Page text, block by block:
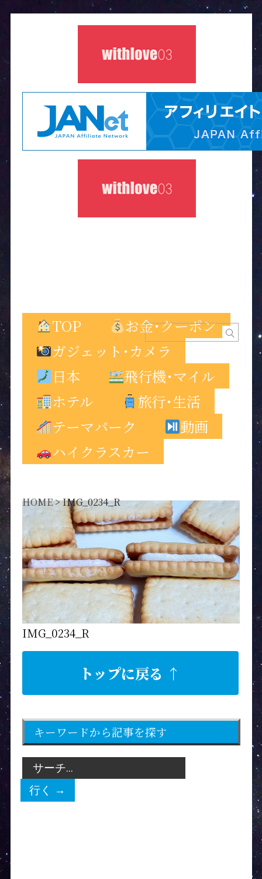
TOP
お金･クーポン
ガジェット･カメラ
日本
飛行機･マイル
ホテル
旅行･生活
テーマパーク
動画
ハイクラスカー
HOME>IMG_0234_R
IMG_0234_R
トップに戻る ↑
キーワードから記事を探す